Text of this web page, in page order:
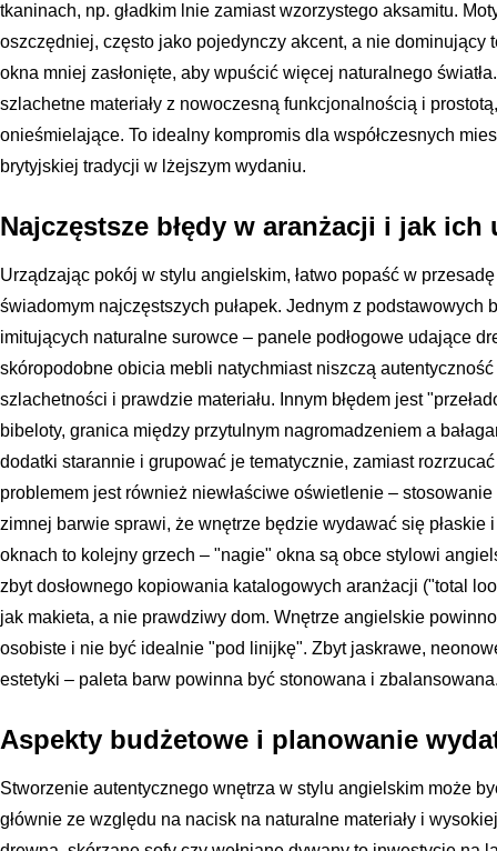
tkaninach, np. gładkim lnie zamiast wzorzystego aksamitu.
oszczędniej, często jako pojedynczy akcent, a nie dominujący
okna mniej zasłonięte, aby wpuścić więcej naturalnego
szlachetne materiały z nowoczesną funkcjonalnością i
onieśmielające. To idealny kompromis dla współczesnych
brytyjskiej tradycji w lżejszym wydaniu.
Najczęstsze błędy w aranżacji i jak ich
Urządzając pokój w stylu angielskim, łatwo popaść w
świadomym najczęstszych pułapek. Jednym z podstawowych
imitujących naturalne surowce – panele podłogowe udające
skóropodobne obicia mebli natychmiast niszczą
szlachetności i prawdzie materiału. Innym błędem jest
bibeloty, granica między przytulnym nagromadzeniem a
dodatki starannie i grupować je tematycznie, zamiast
problemem jest również niewłaściwe oświetlenie –
zimnej barwie sprawi, że wnętrze będzie wydawać się płaskie
oknach to kolejny grzech – "nagie" okna są obce stylowi
zbyt dosłownego kopiowania katalogowych aranżacji ("total
jak makieta, a nie prawdziwy dom. Wnętrze angielskie
osobiste i nie być idealnie "pod linijkę". Zbyt jaskrawe,
estetyki – paleta barw powinna być stonowana i
Aspekty budżetowe i planowanie
Stworzenie autentycznego wnętrza w stylu angielskim może
głównie ze względu na nacisk na naturalne materiały i